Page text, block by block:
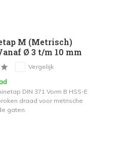
M (Metrisch)
Ø 3 t/m 10 mm
Vergelijk
DIN 371 Vorm B HSS-E
draad voor metrische
gaten.